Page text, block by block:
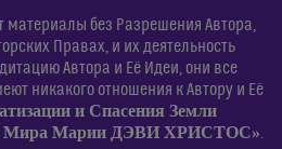
материалы без Разрешения Автора,
Правах, и их деятельность
Автора и Её Идеи, они все
никакого отношения к Автору и Её
и Спасения Земли
Марии ДЭВИ ХРИСТОС».